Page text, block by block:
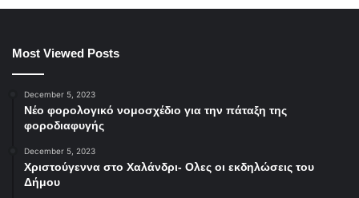
Most Viewed Posts
December 5, 2023
Νέο φορολογικό νομοσχέδιο για την πάταξη της
φοροδιαφυγής
December 5, 2023
Χριστούγεννα στο Χαλάνδρι- Ολες οι εκδηλώσεις του
Δήμου